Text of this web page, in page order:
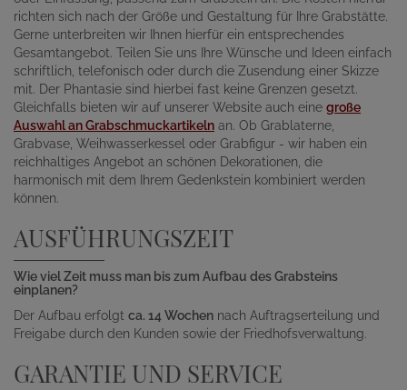
richten sich nach der Größe und Gestaltung für Ihre Grabstätte.
Gerne unterbreiten wir Ihnen hierfür ein entsprechendes
Gesamtangebot. Teilen Sie uns Ihre Wünsche und Ideen einfach
schriftlich, telefonisch oder durch die Zusendung einer Skizze
mit. Der Phantasie sind hierbei fast keine Grenzen gesetzt.
Gleichfalls bieten wir auf unserer Website auch eine große
Auswahl an Grabschmuckartikeln an. Ob Grablaterne,
Grabvase, Weihwasserkessel oder Grabfigur - wir haben ein
reichhaltiges Angebot an schönen Dekorationen, die
harmonisch mit dem Ihrem Gedenkstein kombiniert werden
können.
AUSFÜHRUNGSZEIT
Wie viel Zeit muss man bis zum Aufbau des Grabsteins
einplanen?
Der Aufbau erfolgt ca. 14 Wochen nach Auftragserteilung und
Freigabe durch den Kunden sowie der Friedhofsverwaltung.
GARANTIE UND SERVICE